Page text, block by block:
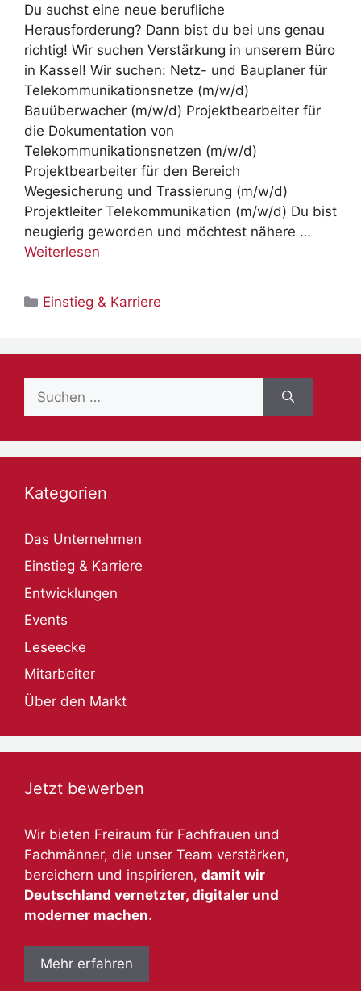
Du suchst eine neue berufliche
Herausforderung? Dann bist du bei uns genau
richtig! Wir suchen Verstärkung in unserem Büro
in Kassel! Wir suchen: Netz- und Bauplaner für
Telekommunikationsnetze (m/w/d)
Bauüberwacher (m/w/d) Projektbearbeiter für
die Dokumentation von
Telekommunikationsnetzen (m/w/d)
Projektbearbeiter für den Bereich
Wegesicherung und Trassierung (m/w/d)
Projektleiter Telekommunikation (m/w/d) Du bist
neugierig geworden und möchtest nähere …
Weiterlesen
Kategorien
Einstieg & Karriere
nach:
Kategorien
Das Unternehmen
Einstieg & Karriere
Entwicklungen
Events
Leseecke
Mitarbeiter
Über den Markt
Jetzt bewerben
Wir bieten Freiraum für Fachfrauen und
Fachmänner, die unser Team verstärken,
bereichern und inspirieren, damit wir
Deutschland vernetzter, digitaler und
moderner machen.
Mehr erfahren